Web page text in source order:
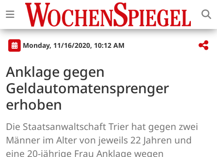
Monday, 11/16/2020, 10:12 AM
Anklage gegen
Geldautomatensprenger
erhoben
Die Staatsanwaltschaft Trier hat gegen zwei
Männer im Alter von jeweils 22 Jahren und
eine 20-jährige Frau Anklage wegen